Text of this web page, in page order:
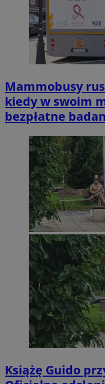
Mammobusy
kiedy w swoim
bezpłatne
Książę Guido